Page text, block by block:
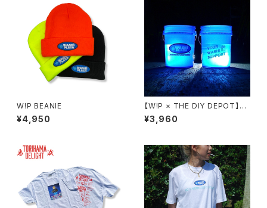
W!P BEANIE
¥4,950
【W!P × THE DIY DEPOT】5
GAL BUCKET [フタ付き]
¥3,960